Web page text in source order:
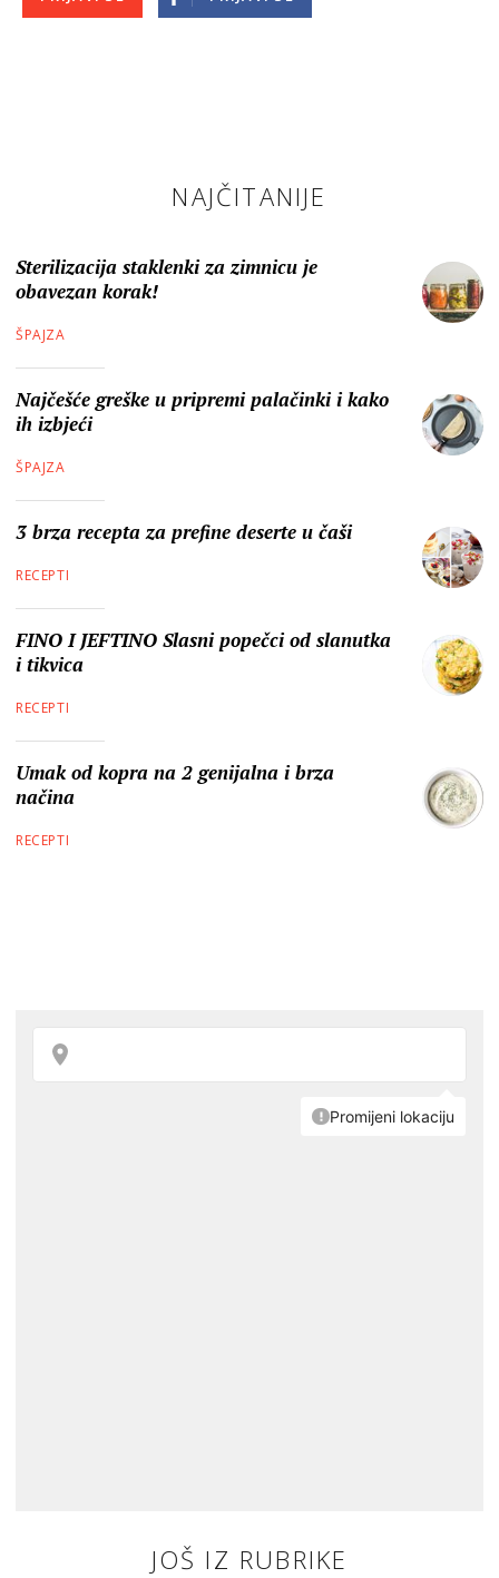
NAJČITANIJE
Sterilizacija staklenki za zimnicu je
obavezan korak!
ŠPAJZA
Najčešće greške u pripremi palačinki i kako
ih izbjeći
ŠPAJZA
3 brza recepta za prefine deserte u čaši
RECEPTI
FINO I JEFTINO Slasni popečci od slanutka
i tikvica
RECEPTI
Umak od kopra na 2 genijalna i brza
načina
RECEPTI
JOŠ IZ RUBRIKE